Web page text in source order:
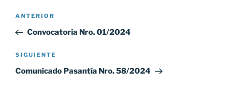
Navegación
entradas
Entrada
anterior:
ANTERIOR
Convocatoria Nro. 01/2024
Siguiente
entrada
SIGUIENTE
Comunicado Pasantía Nro. 58/2024